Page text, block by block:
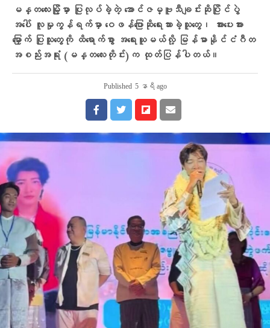
မန္တလေးမြို့မှာ ပြုလုပ်ခဲ့တဲ့ အောင်ဇမ္ဗူသီချင်းဆိုပြိုင်ပွဲ
အပေါ် လူမှုကွန်ရက်မှာ ဝေဖန်ပြောဆိုရေးသားခဲ့သူတွေ၊ အားပေးအား
မြှောက် ပြုသူတွေကို ထိရောက်စွာ အရေးယူမယ်လို့ မြန်မာနိုင်ငံဂီတ
အစည်းအရုံး (မန္တလေးတိုင်း)က ထုတ်ပြန်ပါတယ်။
Published 5 နာရီ ago